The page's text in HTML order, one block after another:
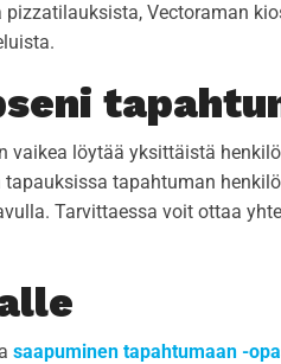
Vectoraman
löytää yksittäistä
tapahtuman
Tarvittaessa voit ottaa
saapuminen tapahtumaan -